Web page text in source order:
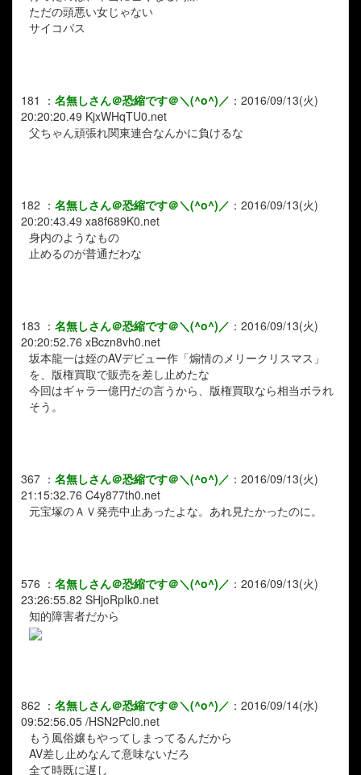
ただの頭悪い女じゃない
サイコパス
181 ： 名無しさん＠恐縮です＠＼(^o^)／ ： 2016/09/13(火)
20:20:20.49 KjxWHqTU0.net
父ちゃん頑張れ関東連合なんかに負けるな
182 ： 名無しさん＠恐縮です＠＼(^o^)／ ： 2016/09/13(火)
20:20:43.49 xa8f689K0.net
身内のようなもの
止めるのが普通だわな
183 ： 名無しさん＠恐縮です＠＼(^o^)／ ： 2016/09/13(火)
20:20:52.76 xBczn8vh0.net
坂本龍一は姪のAVデビュー作「煽情のメリークリスマス」
を、版権買取で販売を差し止めたな
今回はギャラ一億円だの言うから、版権買取なら相当ボラれ
そう。
367 ： 名無しさん＠恐縮です＠＼(^o^)／ ： 2016/09/13(火)
21:15:32.76 C4y877th0.net
元宝塚のＡＶ発売中止あったよな。あれ見たかったのに。
576 ： 名無しさん＠恐縮です＠＼(^o^)／ ： 2016/09/13(火)
23:26:55.82 SHjoRpIk0.net
知的障害者だから
862 ： 名無しさん＠恐縮です＠＼(^o^)／ ： 2016/09/14(水)
09:52:56.05 /HSN2Pcl0.net
もう風俗嬢もやってしまってるんだから
AV差し止めなんて意味ないだろ
全て時既に遅し